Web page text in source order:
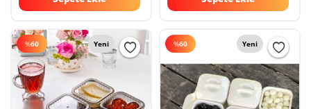
%60 Yeni %60 Yeni